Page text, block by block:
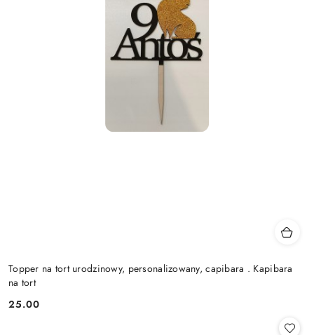
Topper na tort urodzinowy, personalizowany, capibara . Kapibara
na tort
Cena:
25.00